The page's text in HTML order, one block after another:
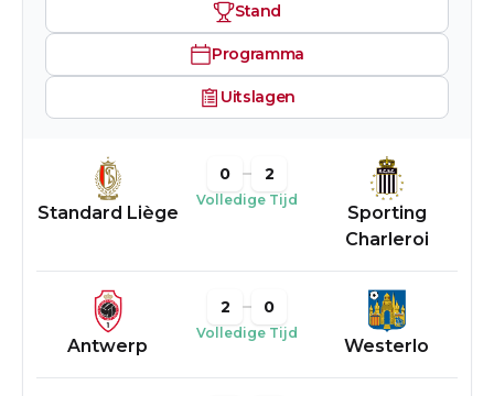
Stand
Programma
Uitslagen
Standard Liège
0 2
Volledige Tijd
Sporting
Charleroi
Antwerp
2 0
Volledige Tijd
Westerlo